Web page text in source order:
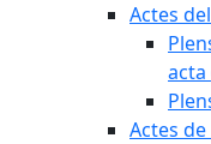
Actes
acta
Actes